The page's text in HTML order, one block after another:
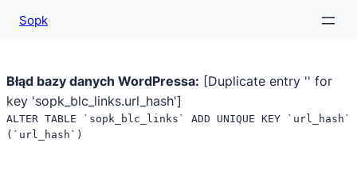
Błąd bazy danych WordPressa: [Duplicate entry '' for
key 'sopk_blc_links.url_hash']
ALTER TABLE `sopk_blc_links` ADD UNIQUE KEY `url_hash`
(`url_hash`)
Sopk